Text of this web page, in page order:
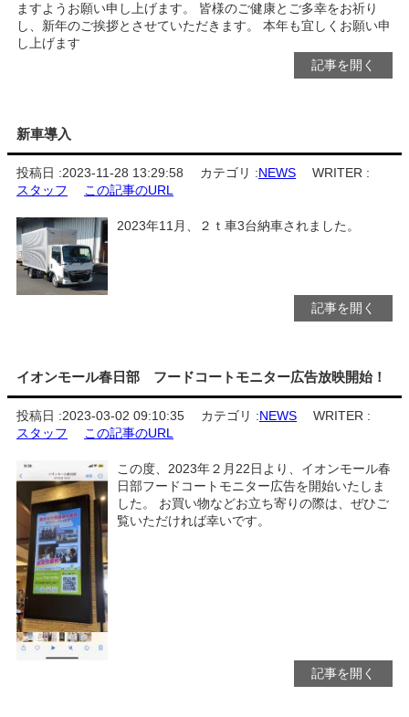
ますようお願い申し上げます。 皆様のご健康とご多幸をお祈り
し、新年のご挨拶とさせていただきます。 本年も宜しくお願い申
し上げます
記事を開く
新車導入
投稿日 :2023-11-28 13:29:58 カテゴリ :NEWS
WRITER :
スタッフ
この記事のURL
2023年11月、２ｔ車3台納車されました。
記事を開く
イオンモール春日部 フードコートモニター広告放映開始！
投稿日 :2023-03-02 09:10:35 カテゴリ :NEWS
WRITER :
スタッフ
この記事のURL
この度、2023年２月22日より、イオンモール春
日部フードコートモニター広告を開始いたしま
した。 お買い物などお立ち寄りの際は、ぜひご
覧いただければ幸いです。
記事を開く